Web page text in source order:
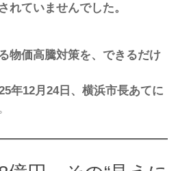
れていませんでした。
物価高騰対策を、できるだけ
年12月24日、横浜市長あてに